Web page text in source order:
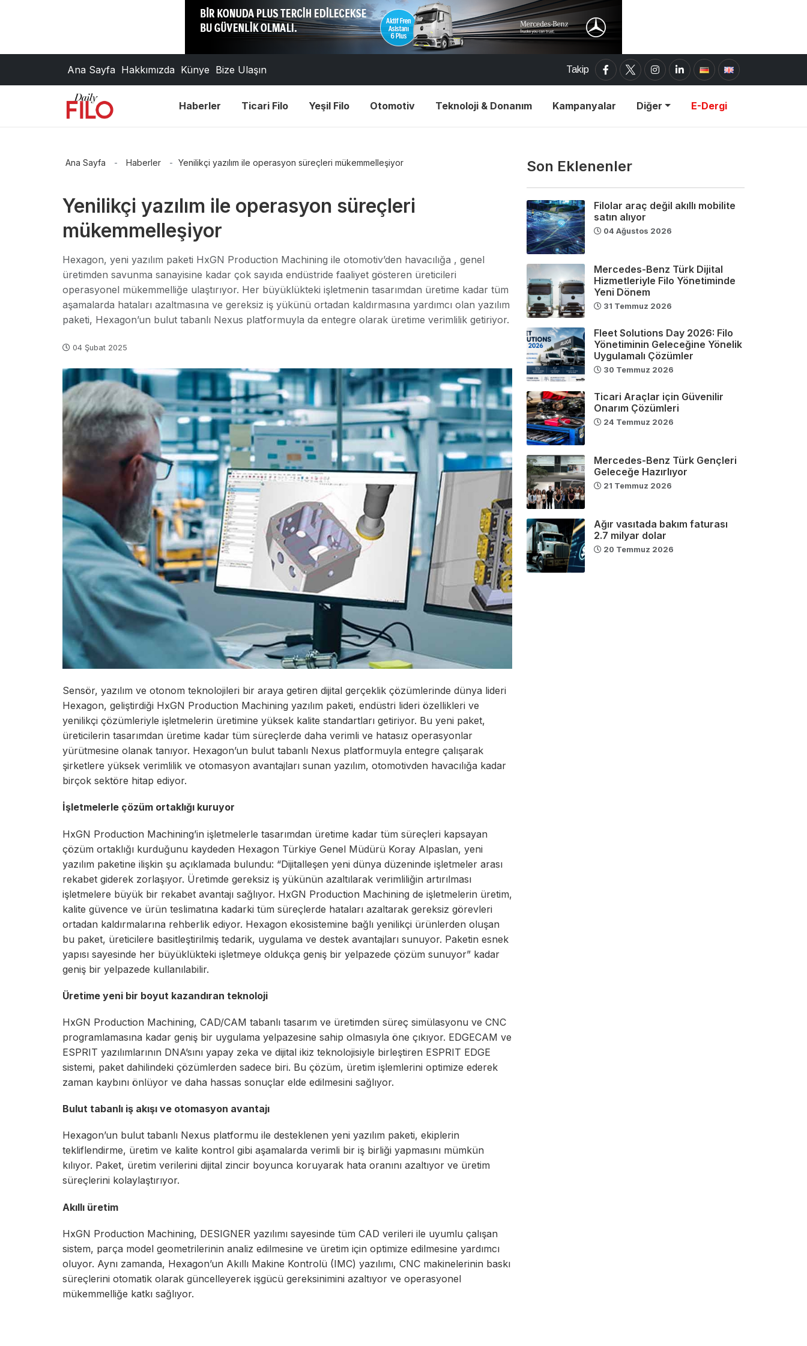
Ana Sayfa Hakkımızda Künye Bize Ulaşın Takip
Haberler Ticari Filo Yeşil Filo Otomotiv Teknoloji & Donanım Kampanyalar Diğer E-Dergi
Ana Sayfa - Haberler - Yenilikçi yazılım ile operasyon süreçleri mükemmelleşiyor
Yenilikçi yazılım ile operasyon süreçleri
mükemmelleşiyor
Hexagon, yeni yazılım paketi HxGN Production Machining ile otomotiv’den havacılığa , genel
üretimden savunma sanayisine kadar çok sayıda endüstride faaliyet gösteren üreticileri
operasyonel mükemmelliğe ulaştırıyor. Her büyüklükteki işletmenin tasarımdan üretime kadar tüm
aşamalarda hataları azaltmasına ve gereksiz iş yükünü ortadan kaldırmasına yardımcı olan yazılım
paketi, Hexagon’un bulut tabanlı Nexus platformuyla da entegre olarak üretime verimlilik getiriyor.
04 Şubat 2025
Sensör, yazılım ve otonom teknolojileri bir araya getiren dijital gerçeklik çözümlerinde dünya lideri
Hexagon, geliştirdiği HxGN Production Machining yazılım paketi, endüstri lideri özellikleri ve
yenilikçi çözümleriyle işletmelerin üretimine yüksek kalite standartları getiriyor. Bu yeni paket,
üreticilerin tasarımdan üretime kadar tüm süreçlerde daha verimli ve hatasız operasyonlar
yürütmesine olanak tanıyor. Hexagon’un bulut tabanlı Nexus platformuyla entegre çalışarak
şirketlere yüksek verimlilik ve otomasyon avantajları sunan yazılım, otomotivden havacılığa kadar
birçok sektöre hitap ediyor.
İşletmelerle çözüm ortaklığı kuruyor
HxGN Production Machining’in işletmelerle tasarımdan üretime kadar tüm süreçleri kapsayan
çözüm ortaklığı kurduğunu kaydeden Hexagon Türkiye Genel Müdürü Koray Alpaslan, yeni
yazılım paketine ilişkin şu açıklamada bulundu: “Dijitalleşen yeni dünya düzeninde işletmeler arası
rekabet giderek zorlaşıyor. Üretimde gereksiz iş yükünün azaltılarak verimliliğin artırılması
işletmelere büyük bir rekabet avantajı sağlıyor. HxGN Production Machining de işletmelerin üretim,
kalite güvence ve ürün teslimatına kadarki tüm süreçlerde hataları azaltarak gereksiz görevleri
ortadan kaldırmalarına rehberlik ediyor. Hexagon ekosistemine bağlı yenilikçi ürünlerden oluşan
bu paket, üreticilere basitleştirilmiş tedarik, uygulama ve destek avantajları sunuyor. Paketin esnek
yapısı sayesinde her büyüklükteki işletmeye oldukça geniş bir yelpazede çözüm sunuyor” kadar
geniş bir yelpazede kullanılabilir.
Üretime yeni bir boyut kazandıran teknoloji
HxGN Production Machining, CAD/CAM tabanlı tasarım ve üretimden süreç simülasyonu ve CNC
programlamasına kadar geniş bir uygulama yelpazesine sahip olmasıyla öne çıkıyor. EDGECAM ve
ESPRIT yazılımlarının DNA’sını yapay zeka ve dijital ikiz teknolojisiyle birleştiren ESPRIT EDGE
sistemi, paket dahilindeki çözümlerden sadece biri. Bu çözüm, üretim işlemlerini optimize ederek
zaman kaybını önlüyor ve daha hassas sonuçlar elde edilmesini sağlıyor.
Bulut tabanlı iş akışı ve otomasyon avantajı
Hexagon’un bulut tabanlı Nexus platformu ile desteklenen yeni yazılım paketi, ekiplerin
tekliflendirme, üretim ve kalite kontrol gibi aşamalarda verimli bir iş birliği yapmasını mümkün
kılıyor. Paket, üretim verilerini dijital zincir boyunca koruyarak hata oranını azaltıyor ve üretim
süreçlerini kolaylaştırıyor.
Akıllı üretim
HxGN Production Machining, DESIGNER yazılımı sayesinde tüm CAD verileri ile uyumlu çalışan
sistem, parça model geometrilerinin analiz edilmesine ve üretim için optimize edilmesine yardımcı
oluyor. Aynı zamanda, Hexagon’un Akıllı Makine Kontrolü (IMC) yazılımı, CNC makinelerinin baskı
süreçlerini otomatik olarak güncelleyerek işgücü gereksinimini azaltıyor ve operasyonel
mükemmelliğe katkı sağlıyor.
Son Eklenenler
Filolar araç değil akıllı mobilite
satın alıyor
04 Ağustos 2026
Mercedes-Benz Türk Dijital
Hizmetleriyle Filo Yönetiminde
Yeni Dönem
31 Temmuz 2026
Fleet Solutions Day 2026: Filo
Yönetiminin Geleceğine Yönelik
Uygulamalı Çözümler
30 Temmuz 2026
Ticari Araçlar için Güvenilir
Onarım Çözümleri
24 Temmuz 2026
Mercedes-Benz Türk Gençleri
Geleceğe Hazırlıyor
21 Temmuz 2026
Ağır vasıtada bakım faturası
2.7 milyar dolar
20 Temmuz 2026